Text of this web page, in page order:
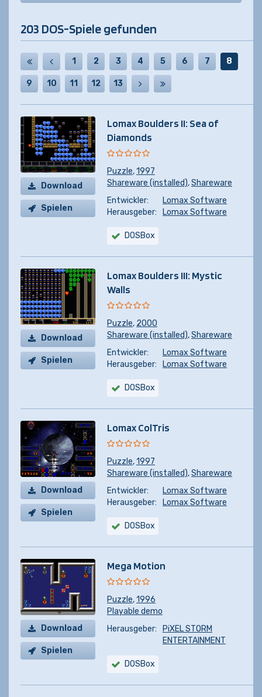
203 DOS-Spiele gefunden
1 2 3 4 5 6 7 8
9 10 11 12 13
Download
Spielen
Lomax Boulders II: Sea of
Diamonds
Puzzle,1997
Shareware (installed),Shareware
Entwickler:
Lomax Software
Herausgeber:
Lomax Software
DOSBox
Download
Spielen
Lomax Boulders III: Mystic
Walls
Puzzle, 2000
Shareware (installed),Shareware
Entwickler:
Lomax Software
Herausgeber:
Lomax Software
DOSBox
Download
Spielen
Lomax ColTris
Puzzle,1997
Shareware (installed),Shareware
Entwickler:
Lomax Software
Herausgeber:
Lomax Software
DOSBox
Download
Spielen
Mega Motion
Puzzle,1996
Playable demo
Herausgeber:
PiXEL STORM
ENTERTAINMENT
DOSBox